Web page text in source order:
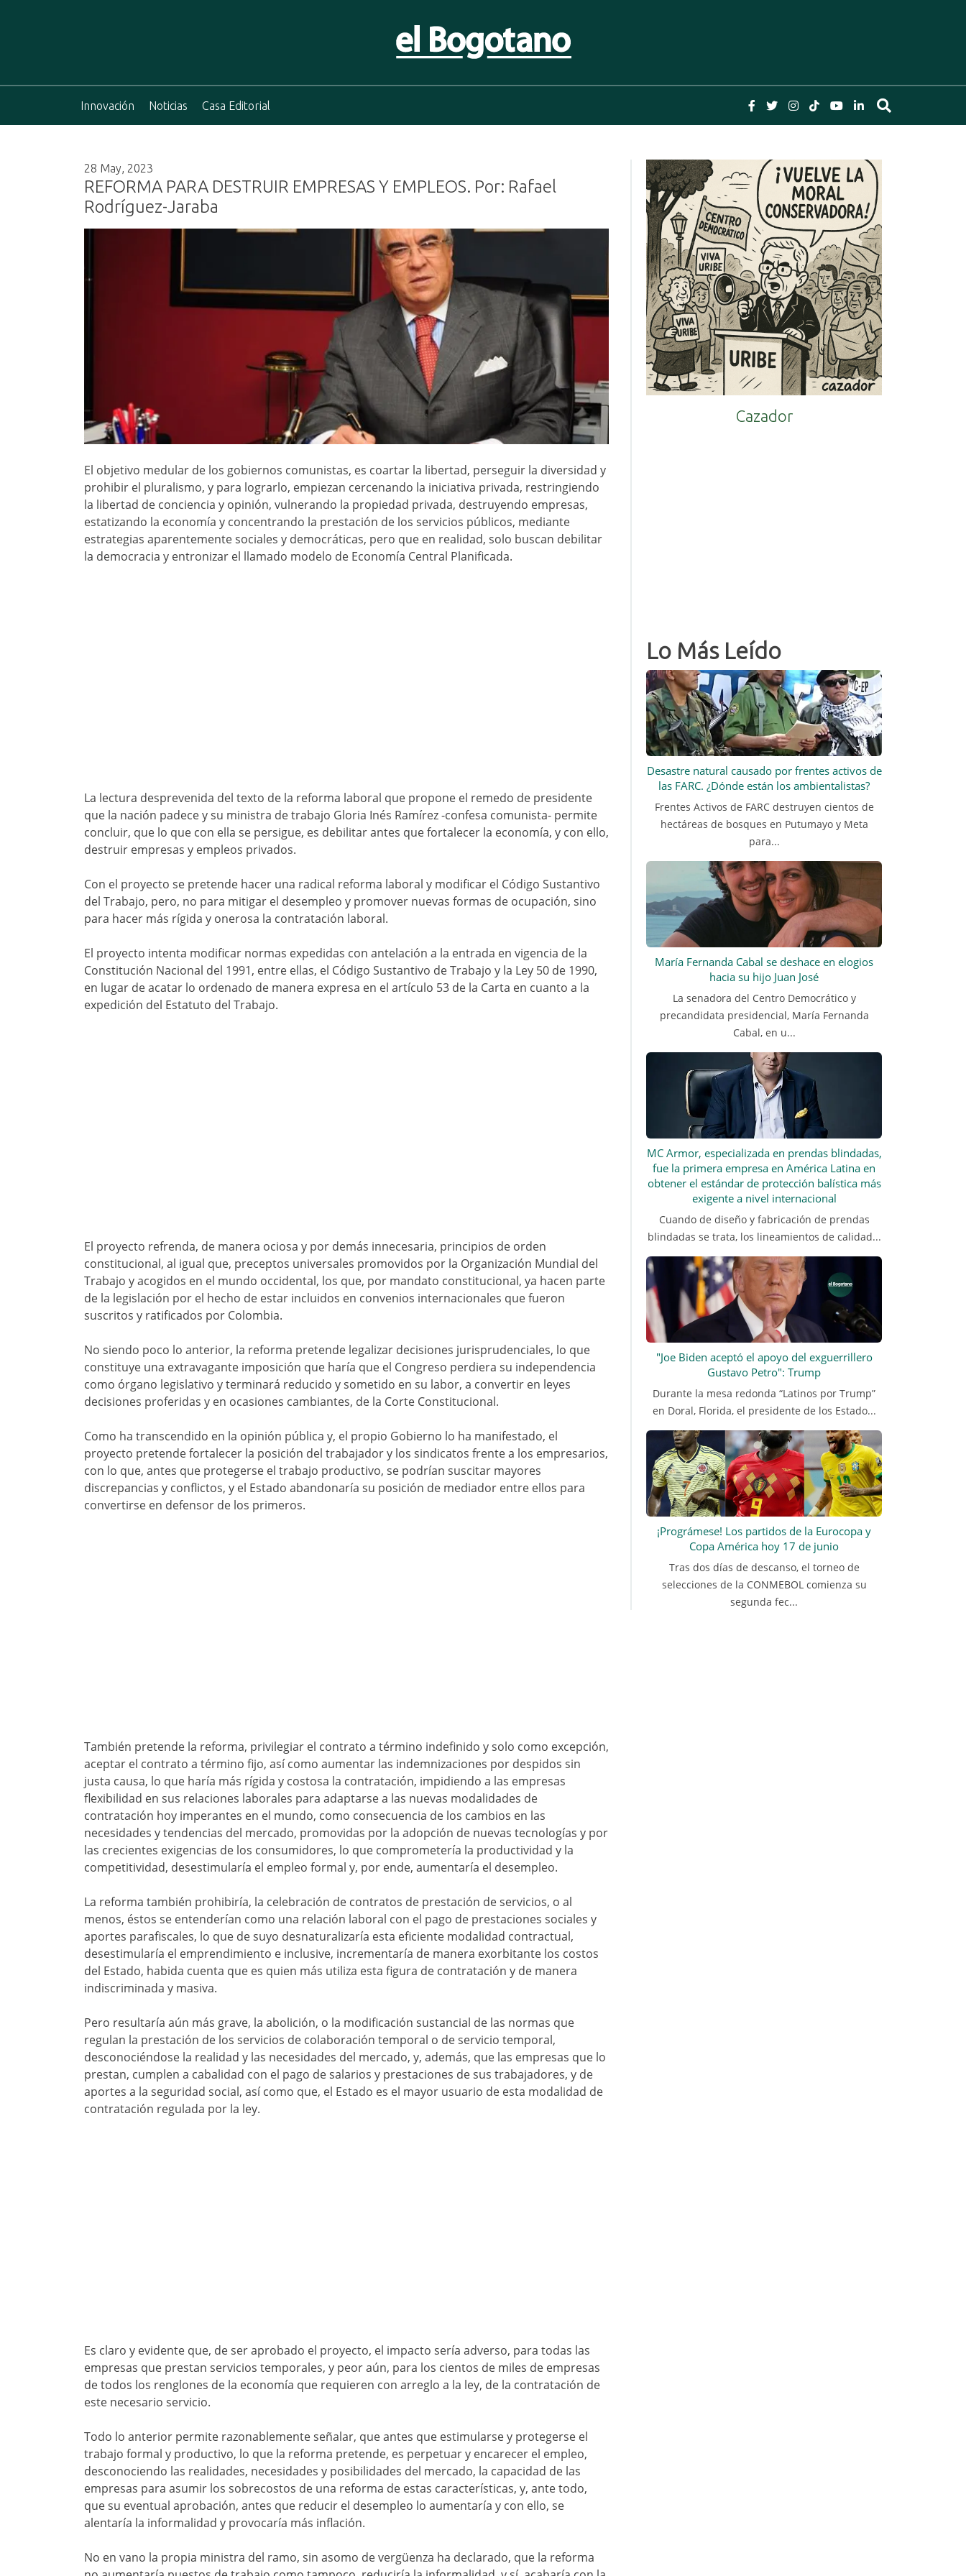
El Bogotano
Periódico el Bogotano de la Casa Editorial el Bogotano. Periodismo de las últimas noticias de Bogotá, Colombia y el Mundo, Columnas, Investigación,
Innovación Noticias Casa Editorial
28 May, 2023
REFORMA PARA DESTRUIR EMPRESAS Y EMPLEOS. Por: Rafael
Rodríguez-Jaraba
El objetivo medular de los gobiernos comunistas, es coartar la libertad, perseguir la diversidad y
prohibir el pluralismo, y para lograrlo, empiezan cercenando la iniciativa privada, restringiendo
la libertad de conciencia y opinión, vulnerando la propiedad privada, destruyendo empresas,
estatizando la economía y concentrando la prestación de los servicios públicos, mediante
estrategias aparentemente sociales y democráticas, pero que en realidad, solo buscan debilitar
la democracia y entronizar el llamado modelo de Economía Central Planificada.
La lectura desprevenida del texto de la reforma laboral que propone el remedo de presidente
que la nación padece y su ministra de trabajo Gloria Inés Ramírez -confesa comunista- permite
concluir, que lo que con ella se persigue, es debilitar antes que fortalecer la economía, y con ello,
destruir empresas y empleos privados.
Con el proyecto se pretende hacer una radical reforma laboral y modificar el Código Sustantivo
del Trabajo, pero, no para mitigar el desempleo y promover nuevas formas de ocupación, sino
para hacer más rígida y onerosa la contratación laboral.
El proyecto intenta modificar normas expedidas con antelación a la entrada en vigencia de la
Constitución Nacional del 1991, entre ellas, el Código Sustantivo de Trabajo y la Ley 50 de 1990,
en lugar de acatar lo ordenado de manera expresa en el artículo 53 de la Carta en cuanto a la
expedición del Estatuto del Trabajo.
El proyecto refrenda, de manera ociosa y por demás innecesaria, principios de orden
constitucional, al igual que, preceptos universales promovidos por la Organización Mundial del
Trabajo y acogidos en el mundo occidental, los que, por mandato constitucional, ya hacen parte
de la legislación por el hecho de estar incluidos en convenios internacionales que fueron
suscritos y ratificados por Colombia.
No siendo poco lo anterior, la reforma pretende legalizar decisiones jurisprudenciales, lo que
constituye una extravagante imposición que haría que el Congreso perdiera su independencia
como órgano legislativo y terminará reducido y sometido en su labor, a convertir en leyes
decisiones proferidas y en ocasiones cambiantes, de la Corte Constitucional.
Como ha transcendido en la opinión pública y, el propio Gobierno lo ha manifestado, el
proyecto pretende fortalecer la posición del trabajador y los sindicatos frente a los empresarios,
con lo que, antes que protegerse el trabajo productivo, se podrían suscitar mayores
discrepancias y conflictos, y el Estado abandonaría su posición de mediador entre ellos para
convertirse en defensor de los primeros.
También pretende la reforma, privilegiar el contrato a término indefinido y solo como excepción,
aceptar el contrato a término fijo, así como aumentar las indemnizaciones por despidos sin
justa causa, lo que haría más rígida y costosa la contratación, impidiendo a las empresas
flexibilidad en sus relaciones laborales para adaptarse a las nuevas modalidades de
contratación hoy imperantes en el mundo, como consecuencia de los cambios en las
necesidades y tendencias del mercado, promovidas por la adopción de nuevas tecnologías y por
las crecientes exigencias de los consumidores, lo que comprometería la productividad y la
competitividad, desestimularía el empleo formal y, por ende, aumentaría el desempleo.
La reforma también prohibiría, la celebración de contratos de prestación de servicios, o al
menos, éstos se entenderían como una relación laboral con el pago de prestaciones sociales y
aportes parafiscales, lo que de suyo desnaturalizaría esta eficiente modalidad contractual,
desestimularía el emprendimiento e inclusive, incrementaría de manera exorbitante los costos
del Estado, habida cuenta que es quien más utiliza esta figura de contratación y de manera
indiscriminada y masiva.
Pero resultaría aún más grave, la abolición, o la modificación sustancial de las normas que
regulan la prestación de los servicios de colaboración temporal o de servicio temporal,
desconociéndose la realidad y las necesidades del mercado, y, además, que las empresas que lo
prestan, cumplen a cabalidad con el pago de salarios y prestaciones de sus trabajadores, y de
aportes a la seguridad social, así como que, el Estado es el mayor usuario de esta modalidad de
contratación regulada por la ley.
Es claro y evidente que, de ser aprobado el proyecto, el impacto sería adverso, para todas las
empresas que prestan servicios temporales, y peor aún, para los cientos de miles de empresas
de todos los renglones de la economía que requieren con arreglo a la ley, de la contratación de
este necesario servicio.
Todo lo anterior permite razonablemente señalar, que antes que estimularse y protegerse el
trabajo formal y productivo, lo que la reforma pretende, es perpetuar y encarecer el empleo,
desconociendo las realidades, necesidades y posibilidades del mercado, la capacidad de las
empresas para asumir los sobrecostos de una reforma de estas características, y, ante todo,
que su eventual aprobación, antes que reducir el desempleo lo aumentaría y con ello, se
alentaría la informalidad y provocaría más inflación.
No en vano la propia ministra del ramo, sin asomo de vergüenza ha declarado, que la reforma
Cazador
Lo Más Leído
Desastre natural causado por frentes activos de
las FARC. ¿Dónde están los ambientalistas?
Frentes Activos de FARC destruyen cientos de
hectáreas de bosques en Putumayo y Meta
para...
María Fernanda Cabal se deshace en elogios
hacia su hijo Juan José
La senadora del Centro Democrático y
precandidata presidencial, María Fernanda
Cabal, en u...
MC Armor, especializada en prendas blindadas,
fue la primera empresa en América Latina en
obtener el estándar de protección balística más
exigente a nivel internacional
Cuando de diseño y fabricación de prendas
blindadas se trata, los lineamientos de calidad...
"Joe Biden aceptó el apoyo del exguerrillero
Gustavo Petro": Trump
Durante la mesa redonda “Latinos por Trump”
en Doral, Florida, el presidente de los Estado...
¡Prográmese! Los partidos de la Eurocopa y
Copa América hoy 17 de junio
Tras dos días de descanso, el torneo de
selecciones de la CONMEBOL comienza su
segunda fec...